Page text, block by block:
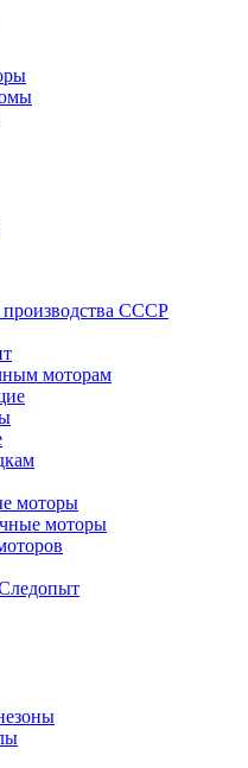
производства СССР
моторам
моторы
моторы